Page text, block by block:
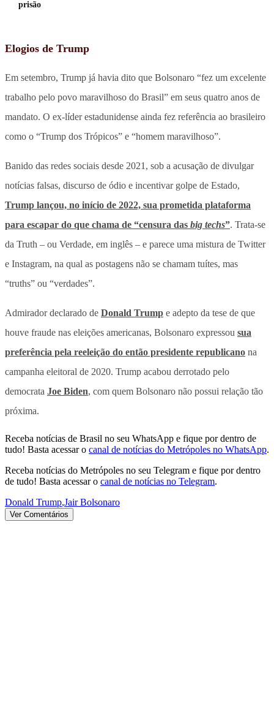
prisão
Elogios de Trump
Em setembro, Trump já havia dito que Bolsonaro “fez um excelente
trabalho pelo povo maravilhoso do Brasil” em seus quatro anos de
mandato. O ex-líder estadunidense ainda fez referência ao brasileiro
como o “Trump dos Trópicos” e “homem maravilhoso”.
Banido das redes sociais desde 2021, sob a acusação de divulgar
notícias falsas, discurso de ódio e incentivar golpe de Estado,
Trump lançou, no início de 2022, sua prometida plataforma
para escapar do que chama de “censura das big techs”. Trata-se
da Truth – ou Verdade, em inglês – e parece uma mistura de Twitter
e Instagram, na qual as postagens não se chamam tuítes, mas
“truths” ou “verdades”.
Admirador declarado de Donald Trump e adepto da tese de que
houve fraude nas eleições americanas, Bolsonaro expressou sua
preferência pela reeleição do então presidente republicano na
campanha eleitoral de 2020. Trump acabou derrotado pelo
democrata Joe Biden, com quem Bolsonaro não possui relação tão
próxima.
Receba notícias de Brasil no seu WhatsApp e fique por dentro de
tudo! Basta acessar o canal de notícias do Metrópoles no WhatsApp.
Receba notícias do Metrópoles no seu Telegram e fique por dentro
de tudo! Basta acessar o canal de notícias no Telegram.
Donald Trump,Jair Bolsonaro
Ver Comentários